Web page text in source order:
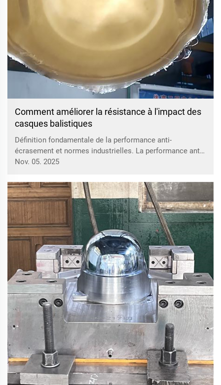
Comment améliorer la résistance à l'impact des
casques balistiques
Définition fondamentale de la performance anti-
écrasement et normes industrielles. La performance anti-
écrasement d'un casque balistique fait référence à la
intérieure à éviter les déformations permanentes
lorsqu'ils subissent des impacts à grande vitesse (par
exemple, dus à des balles ou à des éclats) ou des chocs
contondants. En général, la profondeur maximale
autorisée de l'empreinte est ≤15 mm, conformément aux
normes telles que NIJ STD 0106.01 et GA 293. Cette
performance constitue un indicateur essentiel pour
mesurer l'intégrité protectrice du casque, car elle affecte
directement la probabilité de survie du porteur en cas
d'impacts non pénétrants.
Nov. 05. 2025